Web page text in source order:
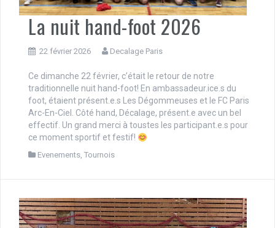
La nuit hand-foot 2026
22 février 2026 Decalage Paris
Ce dimanche 22 février, c’était le retour de notre
traditionnelle nuit hand-foot! En ambassadeur.ice.s du
foot, étaient présent.e.s Les Dégommeuses et le FC Paris
Arc-En-Ciel. Côté hand, Décalage, présent.e avec un bel
effectif. Un grand merci à toustes les participant.e.s pour
ce moment sportif et festif!
Evenements, Tournois